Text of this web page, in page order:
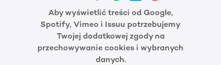
Aby wyświetlić treści od Google,
Spotify, Vimeo i Issuu potrzebujemy
Twojej dodatkowej zgody na
przechowywanie cookies i wybranych
danych.